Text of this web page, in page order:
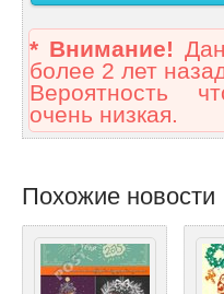
* Внимание!
более 2 лет
Вероятность
очень низкая.
Похожие новости